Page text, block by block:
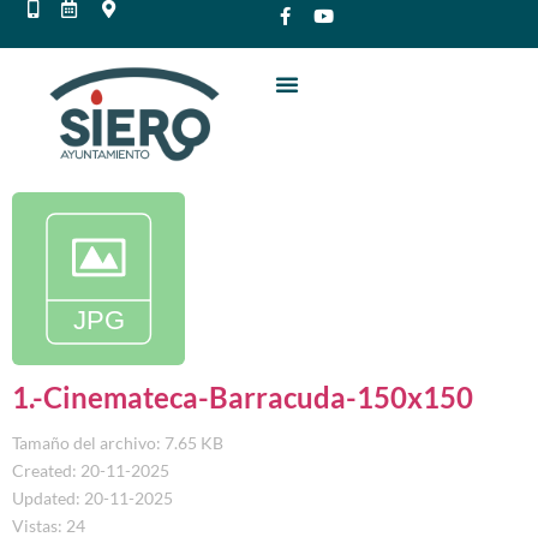
1.-Cinemateca-Barracuda-150x150
Tamaño del archivo: 7.65 KB
Created: 20-11-2025
Updated: 20-11-2025
Vistas: 24